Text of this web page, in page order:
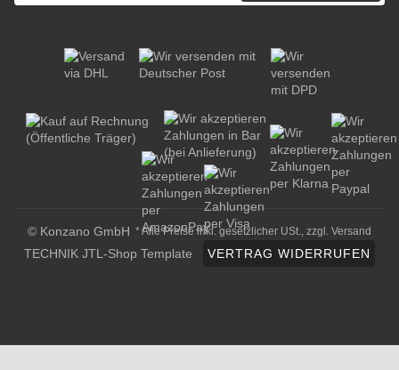
© Konzano GmbH * Alle Preise inkl. gesetzlicher USt., zzgl. Versand
TECHNIK JTL-Shop Template VERTRAG WIDERRUFEN